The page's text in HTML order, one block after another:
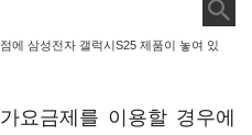
에 삼성전자 갤럭시S25 제품이 놓여 있
요금제를 이용할 경우에